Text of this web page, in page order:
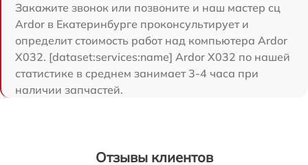
Закажите звонок или позвоните и наш мастер сц
Ardor в Екатеринбурге проконсультирует и
определит стоимость работ над компьютера Ardor
X032. [dataset:services:name] Ardor X032 по нашей
статистике в среднем занимает 3-4 часа при
наличии запчастей.
Отзывы клиентов